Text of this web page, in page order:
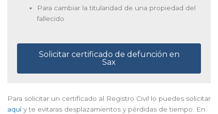
Para cambiar la titularidad de una propiedad del
fallecido
Solicitar certificado de defunción en
Sax
Para solicitar un certificado al Registro Civil lo puedes solicitar
aquíy te evitaras desplazamientos y pérdidas de tiempo. En